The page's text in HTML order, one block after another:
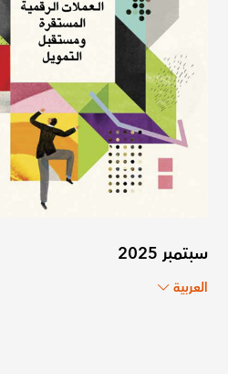
سبتمبر 2025
العربية